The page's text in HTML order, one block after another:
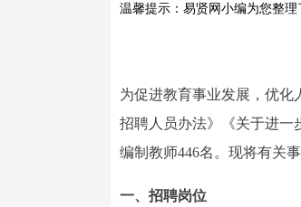
温馨提示：易贤网小编为您整理
为促进教育事业发展，优化
招聘人员办法》《关于进一
编制教师446名。现将有关
一、招聘岗位